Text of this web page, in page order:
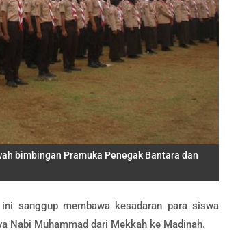
bimbingan Pramuka Penegak Bantara dan
sanggup membawa kesadaran para siswa
Nabi Muhammad dari Mekkah ke Madinah.